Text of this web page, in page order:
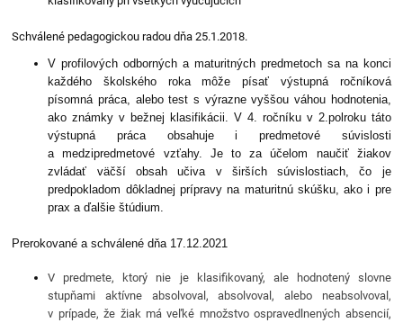
Schválené pedagogickou radou dňa 25.1.2018.
V profilových odborných a maturitných predmetoch sa na konci
každého školského roka môže písať výstupná ročníková
písomná práca, alebo test s výrazne vyššou váhou hodnotenia,
ako známky v bežnej klasifikácii. V 4. ročníku v 2.polroku táto
výstupná práca obsahuje i predmetové súvislosti
a medzipredmetové vzťahy. Je to za účelom naučiť žiakov
zvládať väčší obsah učiva v širších súvislostiach, čo je
predpokladom dôkladnej prípravy na maturitnú skúšku, ako i pre
prax a ďalšie štúdium.
Prerokované a schválené dňa 17.12.2021
V predmete, ktorý nie je klasifikovaný, ale hodnotený slovne
stupňami aktívne absolvoval, absolvoval, alebo neabsolvoval,
v prípade, že žiak má veľké množstvo ospravedlnených absencií,